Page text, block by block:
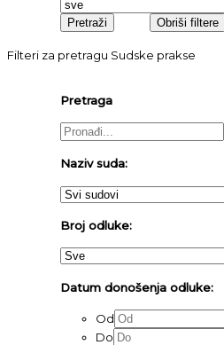
Filteri za pretragu Sudske prakse
Pretraga
Naziv suda:
Broj odluke:
Datum donošenja odluke:
Od
Do